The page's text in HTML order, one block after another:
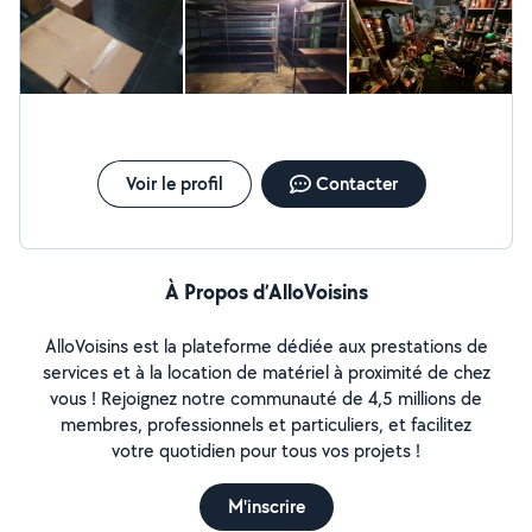
rapidement. - Devis gratuit, sans surprise. Envie de
surfaces impeccable ? Contactez-moi pour un devis
rapide et gratuit. Je serai ravi de vous aider !
retaper une cuisinière d enfant et donner divers conseils sur un
problème d'humidité dans les murs, Merci Collins au plaisir de
retravailler ensemble Adeline
Voir le profil Contacter
À Propos d’AlloVoisins
AlloVoisins est la plateforme dédiée aux prestations de
services et à la location de matériel à proximité de chez
vous ! Rejoignez notre communauté de 4,5 millions de
membres, professionnels et particuliers, et facilitez
votre quotidien pour tous vos projets !
M'inscrire